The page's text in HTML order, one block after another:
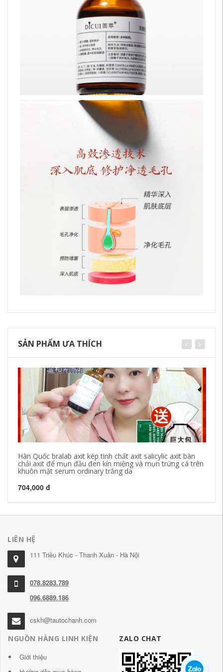
SẢN PHẨM ƯA THÍCH
Hàn Quốc bralab axit kép tinh chất axit salicylic axit bàn
chải axit để mụn đầu đen kín miệng và mụn trứng cá trên
khuôn mặt serum ordinary trắng da
704,000 đ
LIÊN HỆ
111 Triều Khúc - Thanh Xuân - Hà Nội
078.8283.789
096.6889.186
cskh@tautochanh.com
NGUỒN HÀNG LINH KIỆN
Giới thiệu
ZALO CHAT